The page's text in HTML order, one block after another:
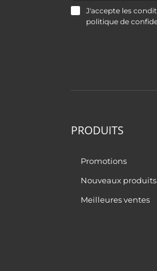
J'accepte les
politique de
PRODUITS
Promotions
Nouveaux produits
Meilleures ventes